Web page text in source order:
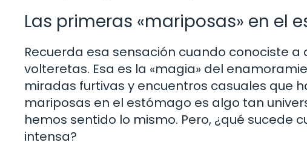
Las primeras «mariposas» en el
Recuerda esa sensación cuando conociste
volteretas. Esa es la «magia» del
miradas furtivas y encuentros casuales que
mariposas en el estómago es algo tan
hemos sentido lo mismo. Pero, ¿qué sucede
intensa?